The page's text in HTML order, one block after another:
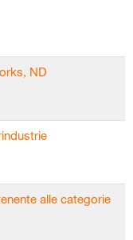
ND
alle categorie